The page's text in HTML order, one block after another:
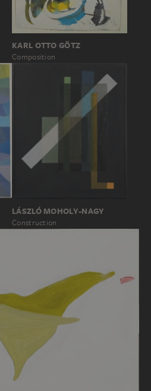
KARL OTTO GÖTZ
Composition
LÁSZLÓ MOHOLY-NAGY
Construction